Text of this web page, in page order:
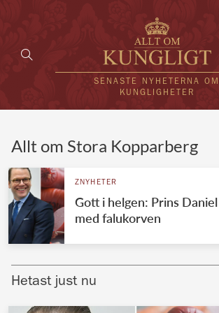
SENASTE NYHETERNA OM
KUNGLIGHETER
UTLÄNDSKT
VÄRLDENS
Brittiska kungahuset
Allt om Stora Kopparberg
ZNYHETER
Gott i helgen: Prins
med falukorven
Hetast just nu